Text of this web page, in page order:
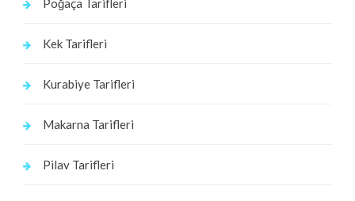
Poğaça Tarifleri
Kek Tarifleri
Kurabiye Tarifleri
Makarna Tarifleri
Pilav Tarifleri